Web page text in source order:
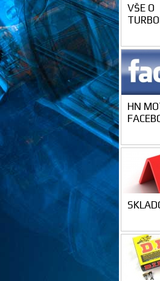
VŠE O
HN